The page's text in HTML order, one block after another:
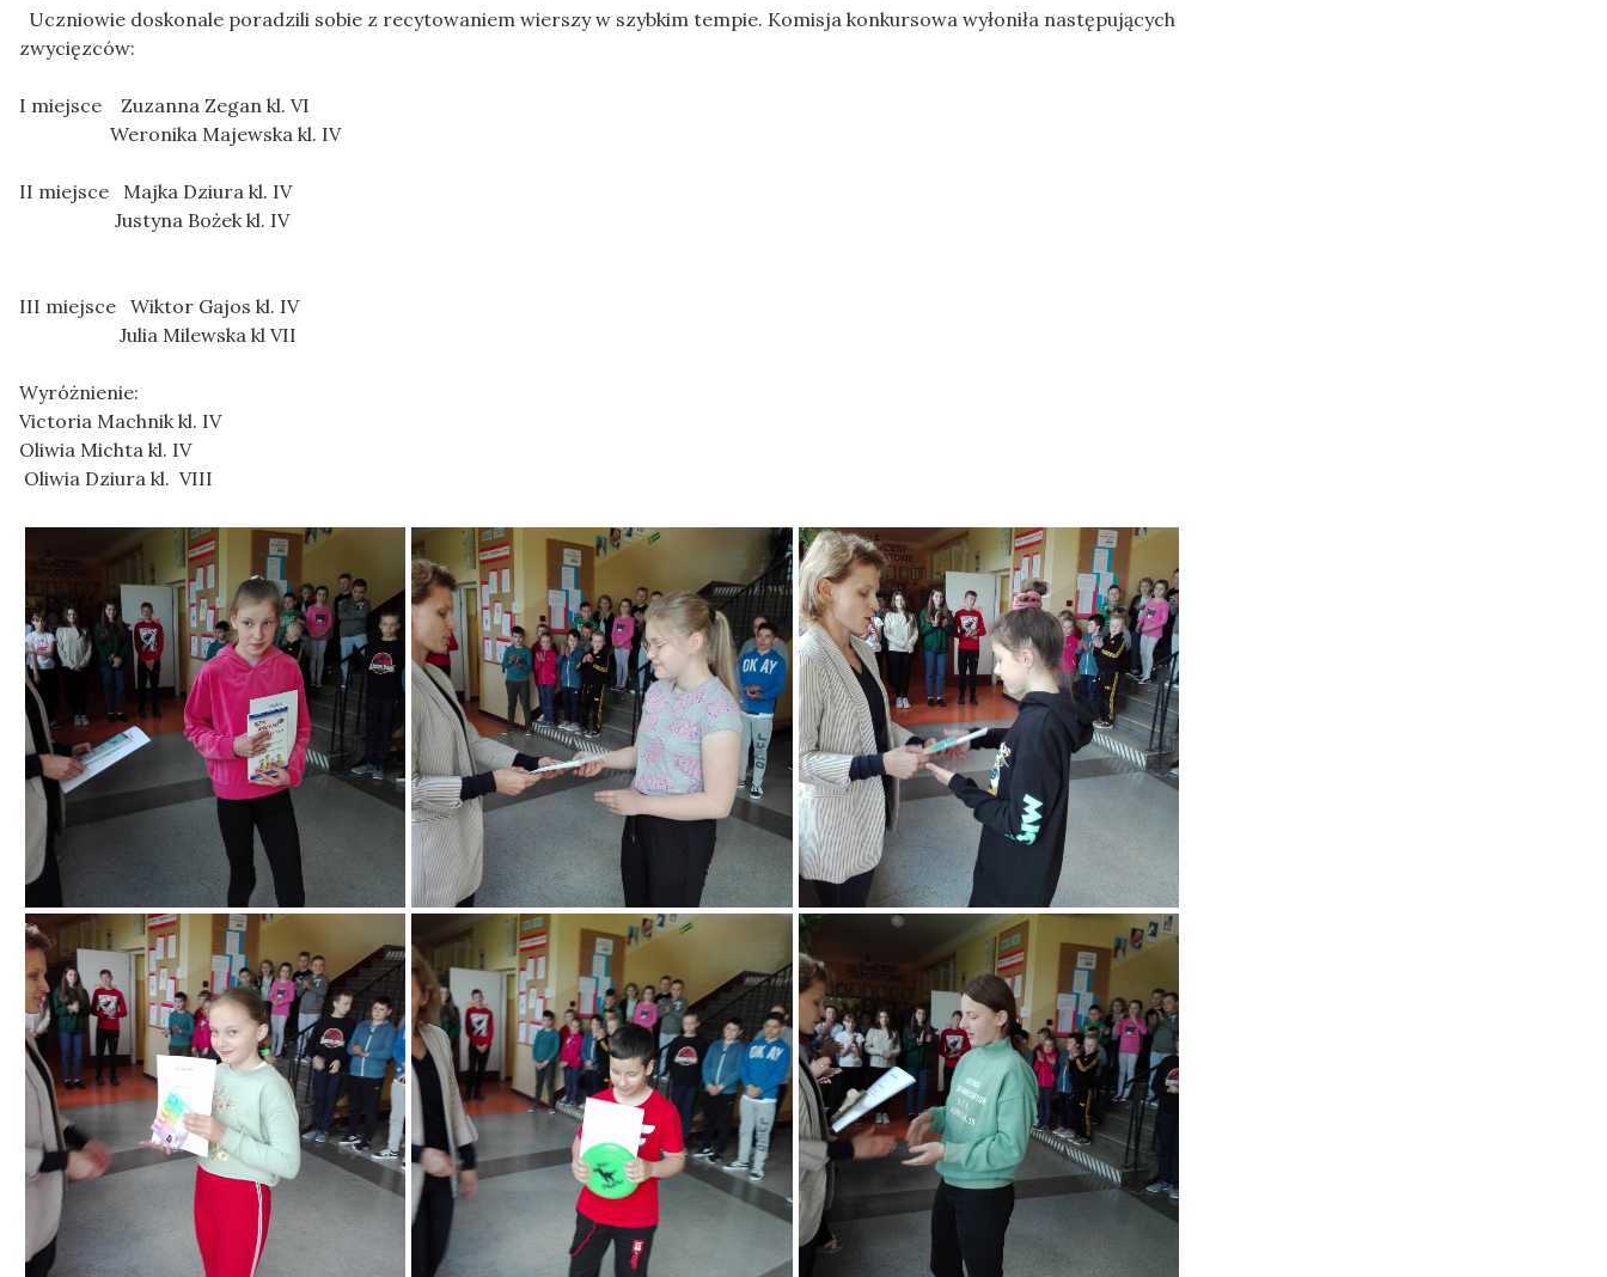
Uczniowie doskonale poradzili sobie z recytowaniem wierszy w szybkim tempie. Komisja konkursowa wyłoniła następujących
zwycięzców:
I miejsce Zuzanna Zegan kl. VI
Weronika Majewska kl. IV
II miejsce Majka Dziura kl. IV
Justyna Bożek kl. IV
III miejsce Wiktor Gajos kl. IV
Julia Milewska kl VII
Wyróżnienie:
Victoria Machnik kl. IV
Oliwia Michta kl. IV
Oliwia Dziura kl. VIII